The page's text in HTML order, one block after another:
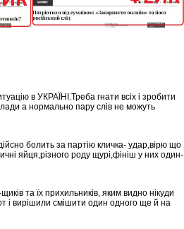
в УКРАЇНІ.Треба гнати всіх і зробити
а нормально пару слів не можуть
болить за партію кличка- удар,вірю що
яйця,різного роду щурі,фініш у них один-
та їх прихильників, яким видно нікуди
і вирішили смішити один одного ще й на